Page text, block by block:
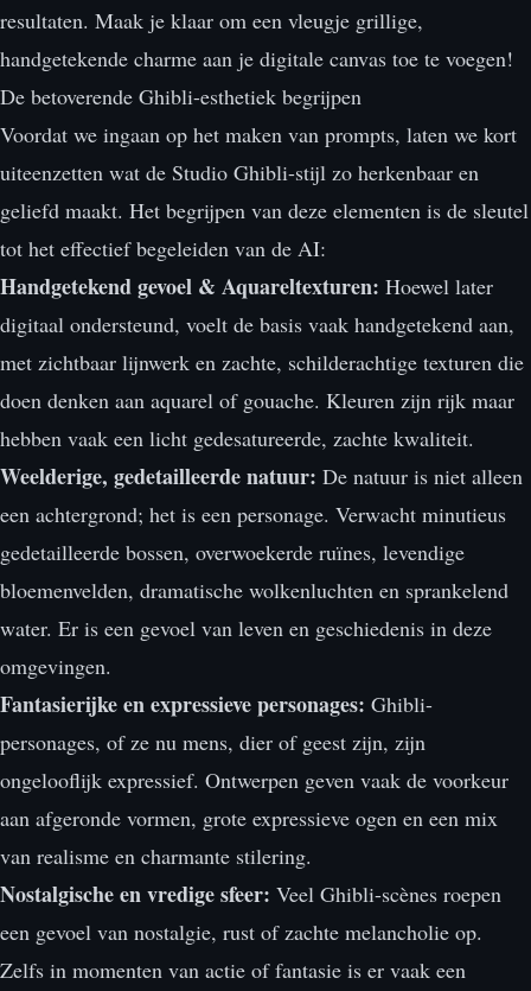
resultaten. Maak je klaar om een vleugje grillige,
handgetekende charme aan je digitale canvas toe te voegen!
De betoverende Ghibli-esthetiek begrijpen
Voordat we ingaan op het maken van prompts, laten we kort
uiteenzetten wat de Studio Ghibli-stijl zo herkenbaar en
geliefd maakt. Het begrijpen van deze elementen is de sleutel
tot het effectief begeleiden van de AI:
Handgetekend gevoel & Aquareltexturen: Hoewel later
digitaal ondersteund, voelt de basis vaak handgetekend aan,
met zichtbaar lijnwerk en zachte, schilderachtige texturen die
doen denken aan aquarel of gouache. Kleuren zijn rijk maar
hebben vaak een licht gedesatureerde, zachte kwaliteit.
Weelderige, gedetailleerde natuur: De natuur is niet alleen
een achtergrond; het is een personage. Verwacht minutieus
gedetailleerde bossen, overwoekerde ruïnes, levendige
bloemenvelden, dramatische wolkenluchten en sprankelend
water. Er is een gevoel van leven en geschiedenis in deze
omgevingen.
Fantasierijke en expressieve personages: Ghibli-
personages, of ze nu mens, dier of geest zijn, zijn
ongelooflijk expressief. Ontwerpen geven vaak de voorkeur
aan afgeronde vormen, grote expressieve ogen en een mix
van realisme en charmante stilering.
Nostalgische en vredige sfeer: Veel Ghibli-scènes roepen
een gevoel van nostalgie, rust of zachte melancholie op.
Zelfs in momenten van actie of fantasie is er vaak een